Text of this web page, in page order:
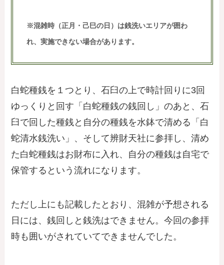
※混雑時（正月・己巳の日）は銭洗いエリアが囲わ
れ、実施できない場合があります。
白蛇種銭を１つとり、石臼の上で時計回りに3回
ゆっくりと回す「白蛇種銭の銭回し」のあと、石
臼で回した種銭と自分の種銭を水鉢で清める「白
蛇清水銭洗い」、そして辨財天社に参拝し、清め
た白蛇種銭はお財布に入れ、自分の種銭は自宅で
保管するという流れになります。
ただし上にも記載したとおり、混雑が予想される
日には、銭回しと銭洗はできません。今回の参拝
時も囲いがされていてできませんでした。